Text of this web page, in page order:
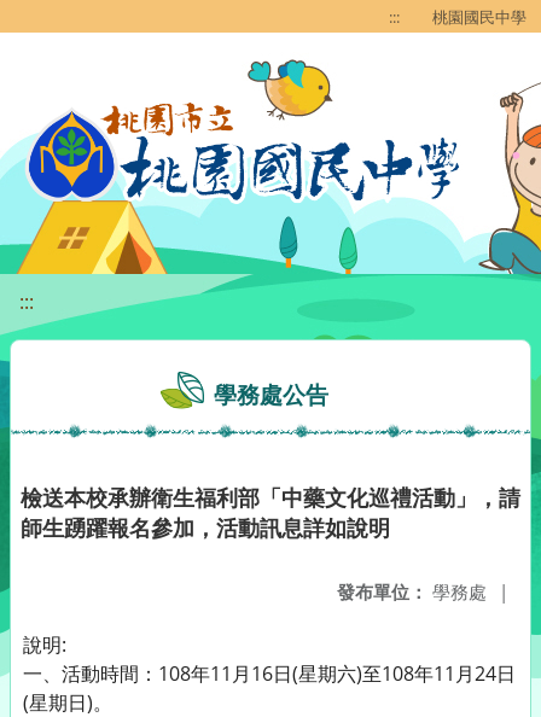
::: 桃園國民中學
:::
學務處公告
檢送本校承辦衛生福利部「中藥文化巡禮活動」，請
師生踴躍報名參加，活動訊息詳如說明
發布單位： 學務處 |
說明:
一、活動時間：108年11月16日(星期六)至108年11月24日
(星期日)。